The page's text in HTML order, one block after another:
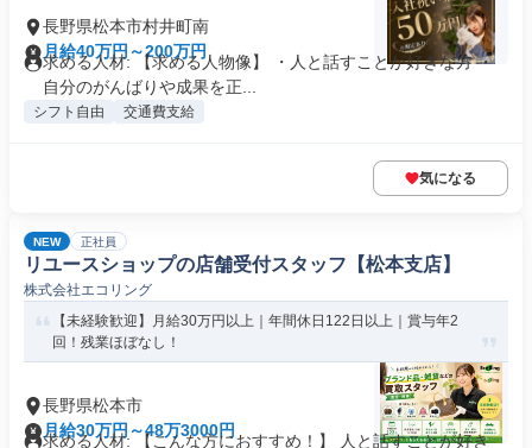
長野県松本市村井町南
月給40万円～200万円
求める人材: 【求める人物像】 ・人と話すことが好きな方 ・
自分のがんばりや成果を正...
シフト自由 交通費支給
気になる
NEW 正社員
リユースショップの店舗受付スタッフ【松本支店】
株式会社エコリング
【未経験歓迎】月給30万円以上｜年間休日122日以上｜賞与年2
回！残業ほぼなし！
長野県松本市
月給30万円～48万3000円
求める人材: 【こんな方におすすめ！】 人と話すことが好き